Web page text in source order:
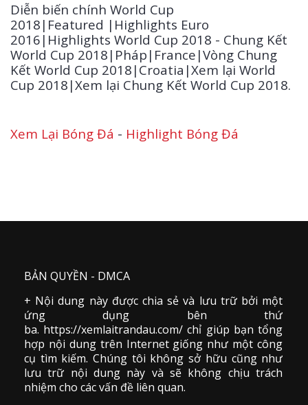
Diễn biến chính World Cup
2018|Featured |Highlights Euro
2016|Highlights World Cup 2018 - Chung Kết
World Cup 2018|Pháp|France|Vòng Chung
Kết World Cup 2018|Croatia|Xem lại World
Cup 2018|Xem lại Chung Kết World Cup 2018.
Xem Lại Bóng Đá - Highlight Bóng Đá
BẢN QUYỀN - DMCA
+ Nội dung này được chia sẻ và lưu trữ bởi một
ứng dụng bên thứ
ba. https://xemlaitrandau.com/ chỉ giúp bạn tổng
hợp nội dung trên Internet giống như một công
cụ tìm kiếm. Chúng tôi không sở hữu cũng như
lưu trữ nội dung này và sẽ không chịu trách
nhiệm cho các vấn đề liên quan.